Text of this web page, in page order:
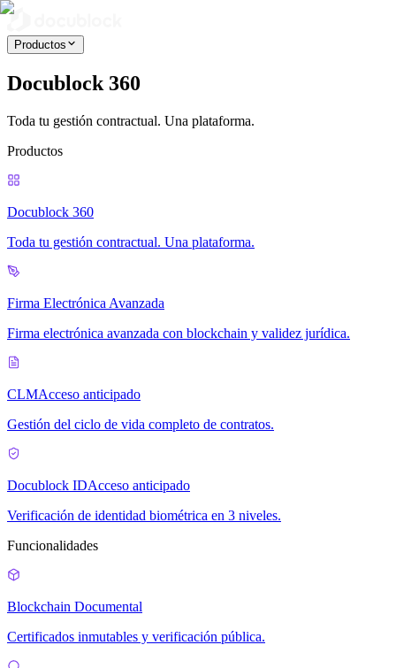
Productos
Docublock 360
Toda tu gestión contractual. Una plataforma.
Productos
Docublock 360
Toda tu gestión contractual. Una plataforma.
Firma Electrónica Avanzada
Firma electrónica avanzada con blockchain y validez jurídica.
CLMAcceso anticipado
Gestión del ciclo de vida completo de contratos.
Docublock IDAcceso anticipado
Verificación de identidad biométrica en 3 niveles.
Funcionalidades
Blockchain Documental
Certificados inmutables y verificación pública.